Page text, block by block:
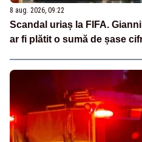
8 aug. 2026, 09:22
Scandal uriaș la FIFA.
ar fi plătit o sumă de șase